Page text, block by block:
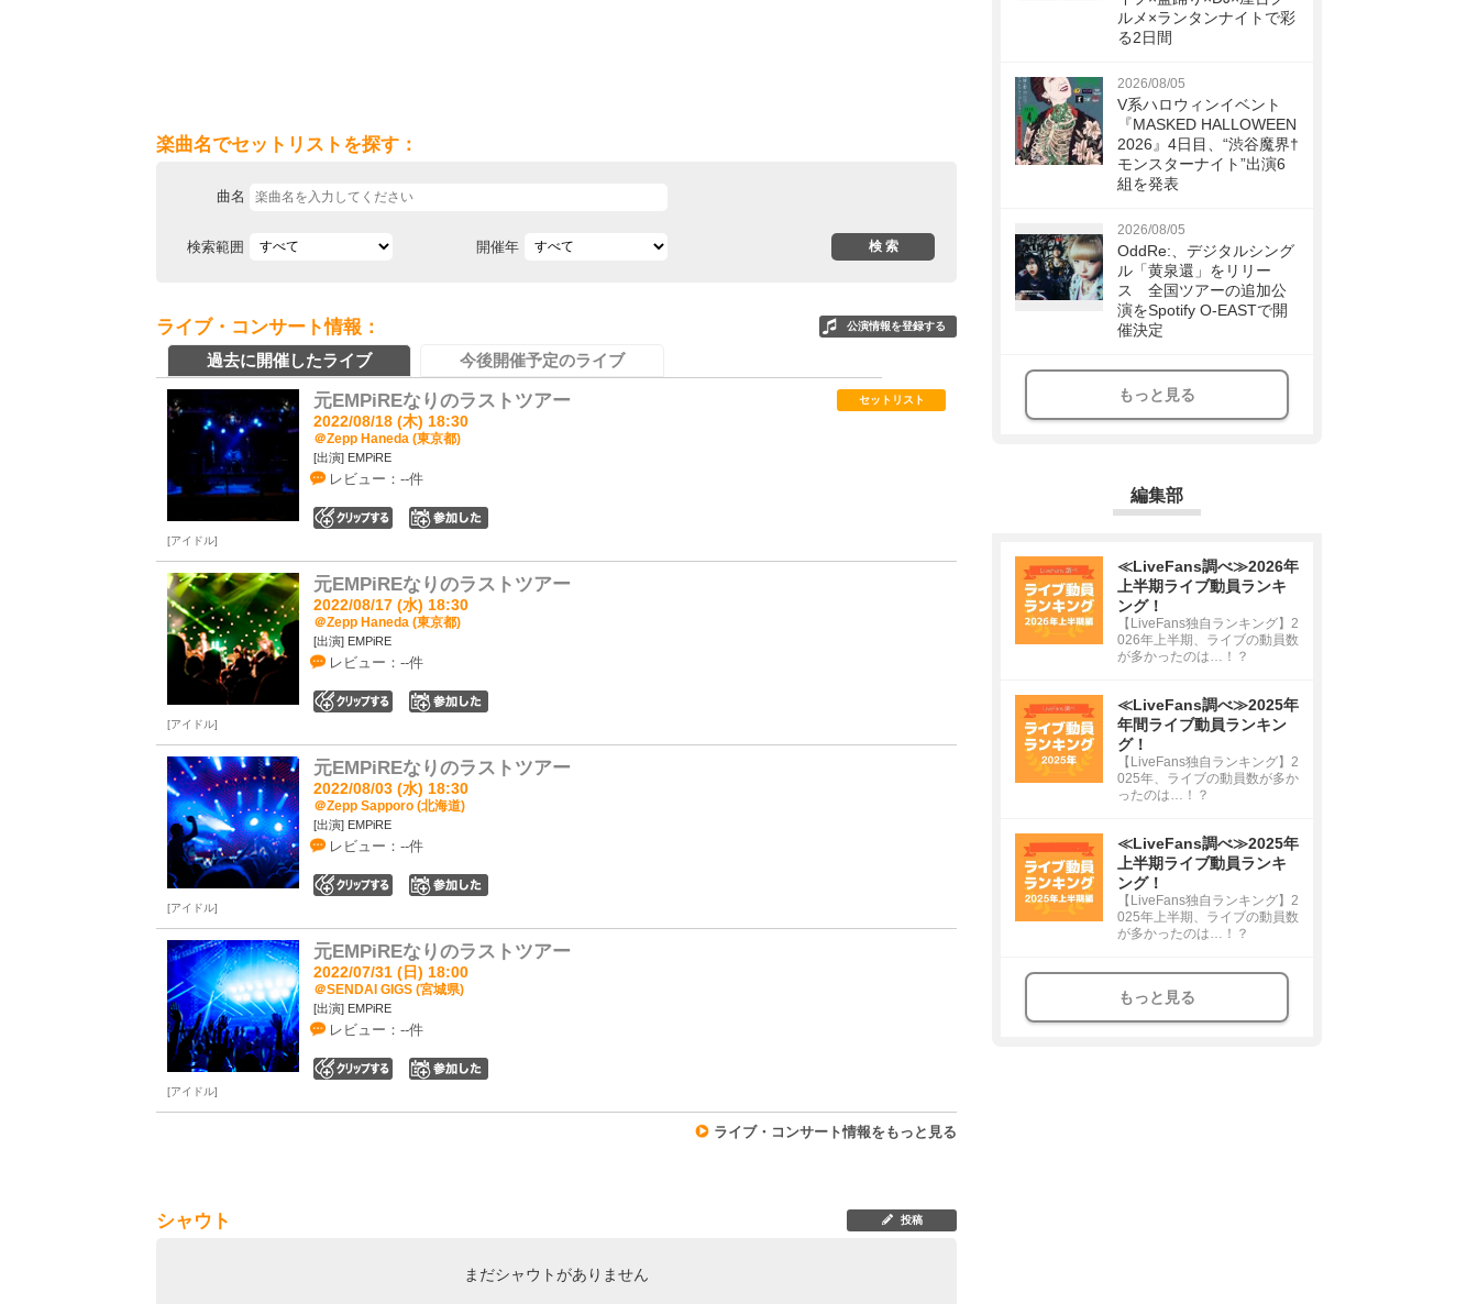
楽曲名でセットリストを探す：
曲名
検索範囲 開催年
ライブ・コンサート情報： 公演情報を登録する
過去に開催したライブ 今後開催予定のライブ
元EMPiREなりのラストツアー
2022/08/18 (木) 18:30
＠Zepp Haneda (東京都)
[出演] EMPiRE
レビュー：--件
セットリスト
アイドル
元EMPiREなりのラストツアー
2022/08/17 (水) 18:30
＠Zepp Haneda (東京都)
[出演] EMPiRE
レビュー：--件
アイドル
元EMPiREなりのラストツアー
2022/08/03 (水) 18:30
＠Zepp Sapporo (北海道)
[出演] EMPiRE
レビュー：--件
アイドル
元EMPiREなりのラストツアー
2022/07/31 (日) 18:00
＠SENDAI GIGS (宮城県)
[出演] EMPiRE
レビュー：--件
アイドル
ライブ・コンサート情報をもっと見る
シャウト 投稿
まだシャウトがありません
ルメ×ランタンナイトで彩
る2日間
2026/08/05
V系ハロウィンイベント
『MASKED HALLOWEEN
2026』4日目、“渋谷魔界†
モンスターナイト”出演6
組を発表
2026/08/05
OddRe:、デジタルシング
ル「黄泉還」をリリー
ス 全国ツアーの追加公
演をSpotify O-EASTで開
催決定
もっと見る
編集部
≪LiveFans調べ≫2026年
上半期ライブ動員ランキ
ング！
【LiveFans独自ランキング】2
026年上半期、ライブの動員数
が多かったのは…！？
≪LiveFans調べ≫2025年
年間ライブ動員ランキン
グ！
【LiveFans独自ランキング】2
025年、ライブの動員数が多か
ったのは…！？
≪LiveFans調べ≫2025年
上半期ライブ動員ランキ
ング！
【LiveFans独自ランキング】2
025年上半期、ライブの動員数
が多かったのは…！？
もっと見る